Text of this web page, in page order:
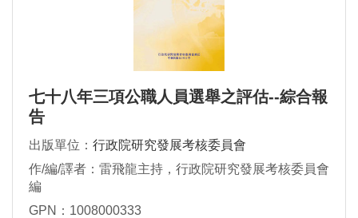
七十八年三項公職人員選舉之評估--綜合報
告
出版單位： 行政院研究發展考核委員會
作/編/譯者：雷飛龍主持，行政院研究發展考核委員會
編
GPN：1008000333